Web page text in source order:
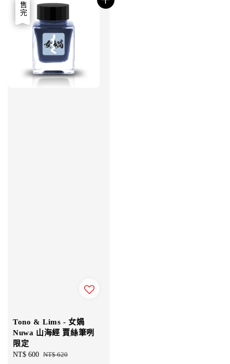
優惠
售完
Tono & Lims - 女媧
Nuwa 山海經 賈絲筆咧
限定
Sale
NT$ 600 Regular
NT$ 620